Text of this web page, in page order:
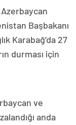
Başbakanı
Karabağ’da 27
durması için
ve
anda